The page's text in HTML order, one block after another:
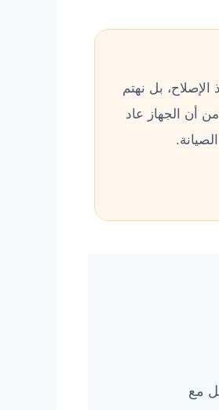
الإصلاح، بل نهتم
من أن الجهاز عاد
مع